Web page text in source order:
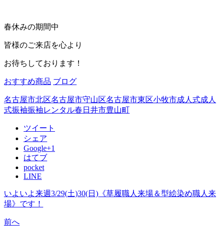
春休みの期間中
皆様のご来店を心より
お待ちしております！
おすすめ商品 ブログ
名古屋市北区名古屋市守山区名古屋市東区小牧市成人式成人
式振袖振袖レンタル春日井市豊山町
ツイート
シェア
Google+1
はてブ
pocket
LINE
いよいよ来週3/29(土)30(日)《草履職人来場＆型絵染め職人来
場》です！
前へ